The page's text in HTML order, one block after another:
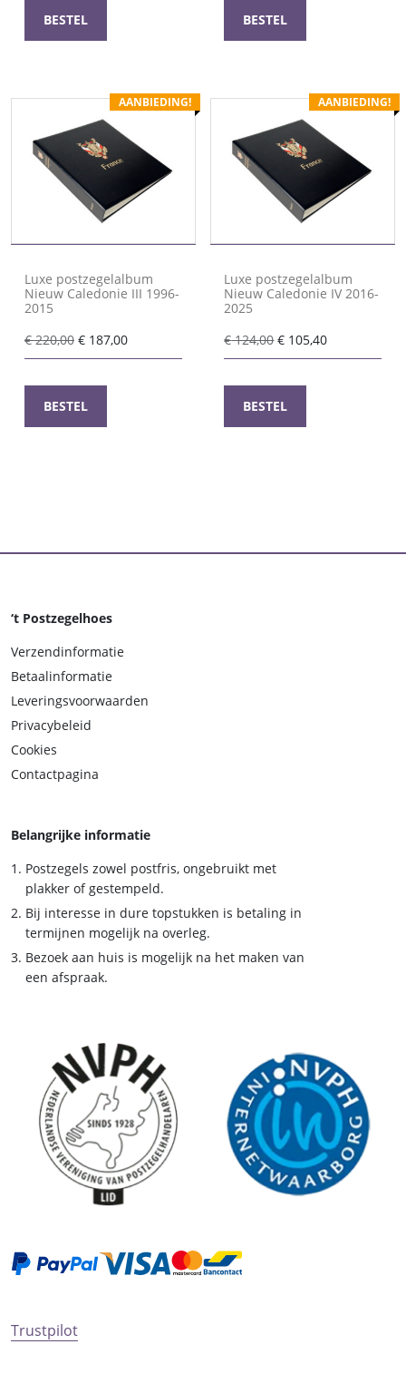
€ 124,00.
BESTEL
€ 220,00.
BESTEL
AANBIEDING!
Luxe postzegelalbum
Nieuw Caledonie III 1996-
2015
€220,00 Oorspronkelijke
prijs
€ 220,00.
€ 187,00Huidige
prijs
BESTEL
AANBIEDING!
Luxe postzegelalbum
Nieuw Caledonie IV 2016-
2025
€124,00Oorspronkelijke
prijs
€ 124,00.
€ 105,40Huidige
prijs
BESTEL
‘t Postzegelhoes
Verzendinformatie
Betaalinformatie
Leveringsvoorwaarden
Privacybeleid
Cookies
Contactpagina
Belangrijke informatie
Postzegels zowel postfris, ongebruikt met
plakker of gestempeld.
Bij interesse in dure topstukken is betaling in
termijnen mogelijk na overleg.
Bezoek aan huis is mogelijk na het maken van
een afspraak.
Trustpilot